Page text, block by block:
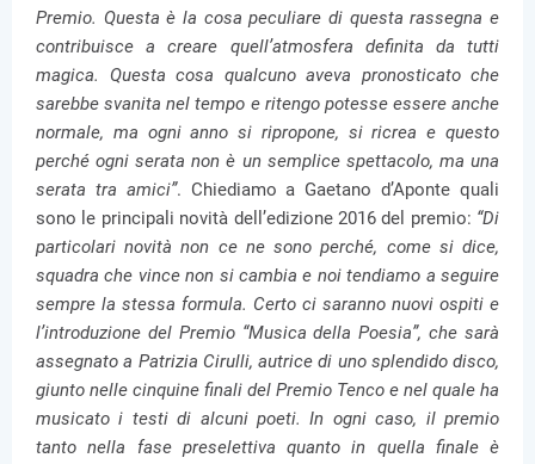
Premio. Questa è la cosa peculiare di questa rassegna e
contribuisce a creare quell’atmosfera definita da tutti
magica. Questa cosa qualcuno aveva pronosticato che
sarebbe svanita nel tempo e ritengo potesse essere anche
normale, ma ogni anno si ripropone, si ricrea e questo
perché ogni serata non è un semplice spettacolo, ma una
serata tra amici”. Chiediamo a Gaetano d’Aponte quali
sono le principali novità dell’edizione 2016 del premio: “Di
particolari novità non ce ne sono perché, come si dice,
squadra che vince non si cambia e noi tendiamo a seguire
sempre la stessa formula. Certo ci saranno nuovi ospiti e
l’introduzione del Premio “Musica della Poesia”, che sarà
assegnato a Patrizia Cirulli, autrice di uno splendido disco,
giunto nelle cinquine finali del Premio Tenco e nel quale ha
musicato i testi di alcuni poeti. In ogni caso, il premio
tanto nella fase preselettiva quanto in quella finale è